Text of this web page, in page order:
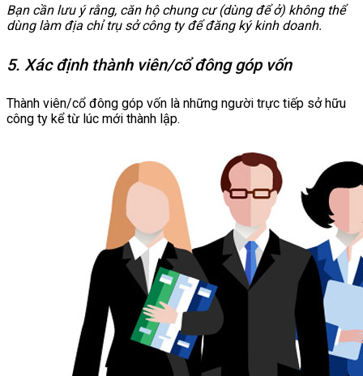
Bạn cần lưu ý rằng, căn hộ chung cư (dùng để ở) không thể
dùng làm địa chỉ trụ sở công ty để đăng ký kinh doanh.
5. Xác định thành viên/cổ đông góp vốn
Thành viên/cổ đông góp vốn là những người trực tiếp sở hữu
công ty kể từ lúc mới thành lập.